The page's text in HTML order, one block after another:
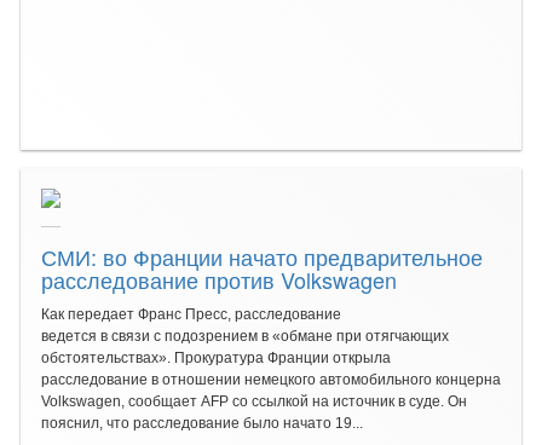
СМИ: во Франции начато предварительное
расследование против Volkswagen
Как передает Франс Пресс, расследование
ведется в связи с подозрением в «обмане при отягчающих
обстоятельствах». Прокуратура Франции открыла
расследование в отношении немецкого автомобильного концерна
Volkswagen, сообщает AFP со ссылкой на источник в суде. Он
пояснил, что расследование было начато 19...